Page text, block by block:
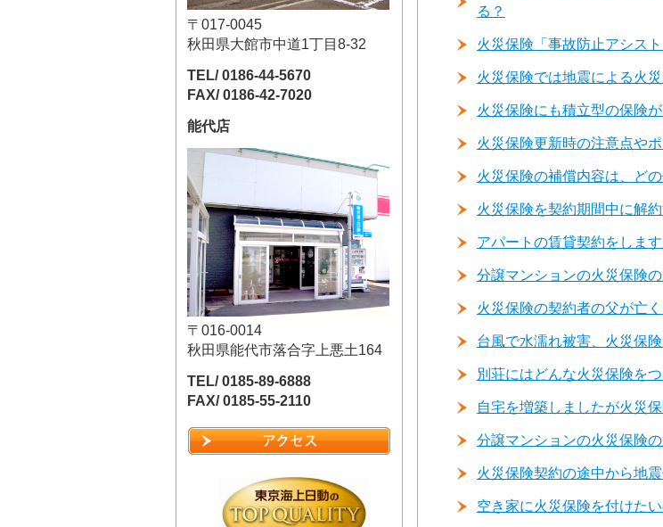
る？
火災保険「事故防止アシス
火災保険では地震による火
火災保険にも積立型の保険
火災保険更新時の注意点や
火災保険の補償内容は、ど
火災保険を契約期間中に解
アパートの賃貸契約をしま
分譲マンションの火災保険
火災保険の契約者の父が亡
台風で水濡れ被害、火災保
別荘にはどんな火災保険を
自宅を増築しましたが火災
分譲マンションの火災保険
火災保険契約の途中から地
空き家に火災保険を付けた
〒017-0045
秋田県大館市中道1丁目8-32
TEL/ 0186-44-5670
FAX/ 0186-42-7020
能代店
〒016-0014
秋田県能代市落合字上悪土164
TEL/ 0185-89-6888
FAX/ 0185-55-2110